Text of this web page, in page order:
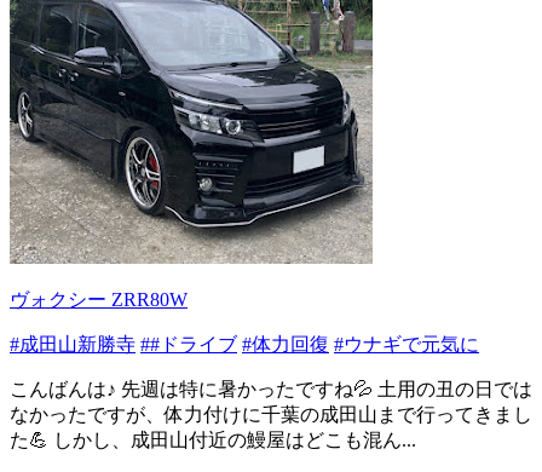
ヴォクシー ZRR80W
#成田山新勝寺 ##ドライブ #体力回復 #ウナギで元気に
こんばんは♪ 先週は特に暑かったですね💦 土用の丑の日では
なかったですが、体力付けに千葉の成田山まで行ってきまし
た💪 しかし、成田山付近の鰻屋はどこも混ん...